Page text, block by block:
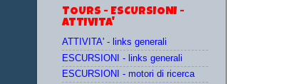
TOURS - ESCURSIONI -
ATTIVITA'
ATTIVITA' - links generali
ESCURSIONI - links generali
ESCURSIONI - motori di ricerca